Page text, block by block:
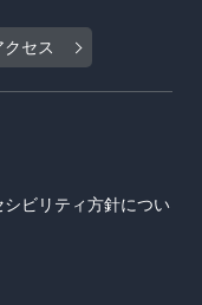
クセス
ビリティ方針につい